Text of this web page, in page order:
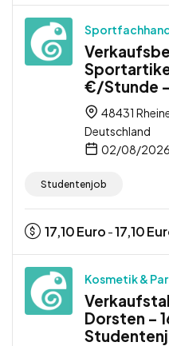
€/Stunde
48431
Deutschland
02/08/2026
Studentenjob
17,10Euro -17,10
Kosmetik &
Dorsten –